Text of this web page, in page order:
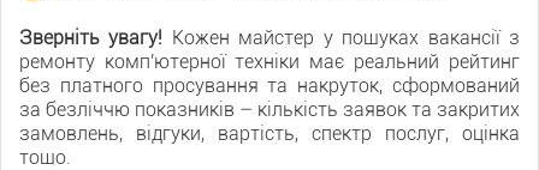
Зверніть увагу! Кожен майстер у пошуках вакансії з
ремонту комп'ютерної техніки має реальний рейтинг
без платного просування та накруток, сформований
за безліччю показників – кількість заявок та закритих
замовлень, відгуки, вартість, спектр послуг, оцінка
тощо.